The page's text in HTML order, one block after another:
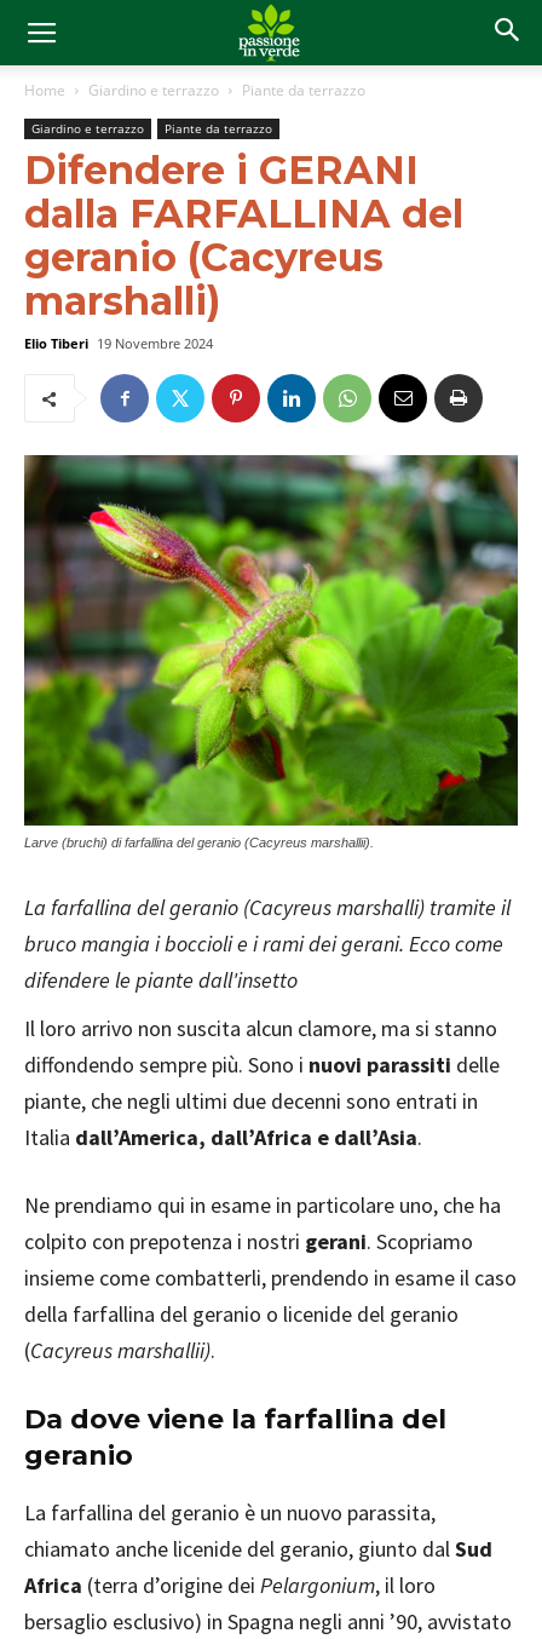
Home Giardino e terrazzo Piante da terrazzo
Giardino e terrazzo Piante da terrazzo
Difendere i GERANI
dalla FARFALLINA del
geranio (Cacyreus
marshalli)
Elio Tiberi 19 Novembre 2024
Larve (bruchi) di farfallina del geranio (Cacyreus marshallii).
La farfallina del geranio (Cacyreus marshalli) tramite il
bruco mangia i boccioli e i rami dei gerani. Ecco come
difendere le piante dall'insetto
Il loro arrivo non suscita alcun clamore, ma si stanno
diffondendo sempre più. Sono i nuovi parassiti delle
piante, che negli ultimi due decenni sono entrati in
Italia dall’America, dall’Africa e dall’Asia.
Ne prendiamo qui in esame in particolare uno, che ha
colpito con prepotenza i nostri gerani. Scopriamo
insieme come combatterli, prendendo in esame il caso
della farfallina del geranio o licenide del geranio
(Cacyreus marshallii).
Da dove viene la farfallina del
geranio
La farfallina del geranio è un nuovo parassita,
chiamato anche licenide del geranio, giunto dalSud
Africa (terra d’origine dei Pelargonium, il loro
bersaglio esclusivo) in Spagna negli anni ’90, avvistato